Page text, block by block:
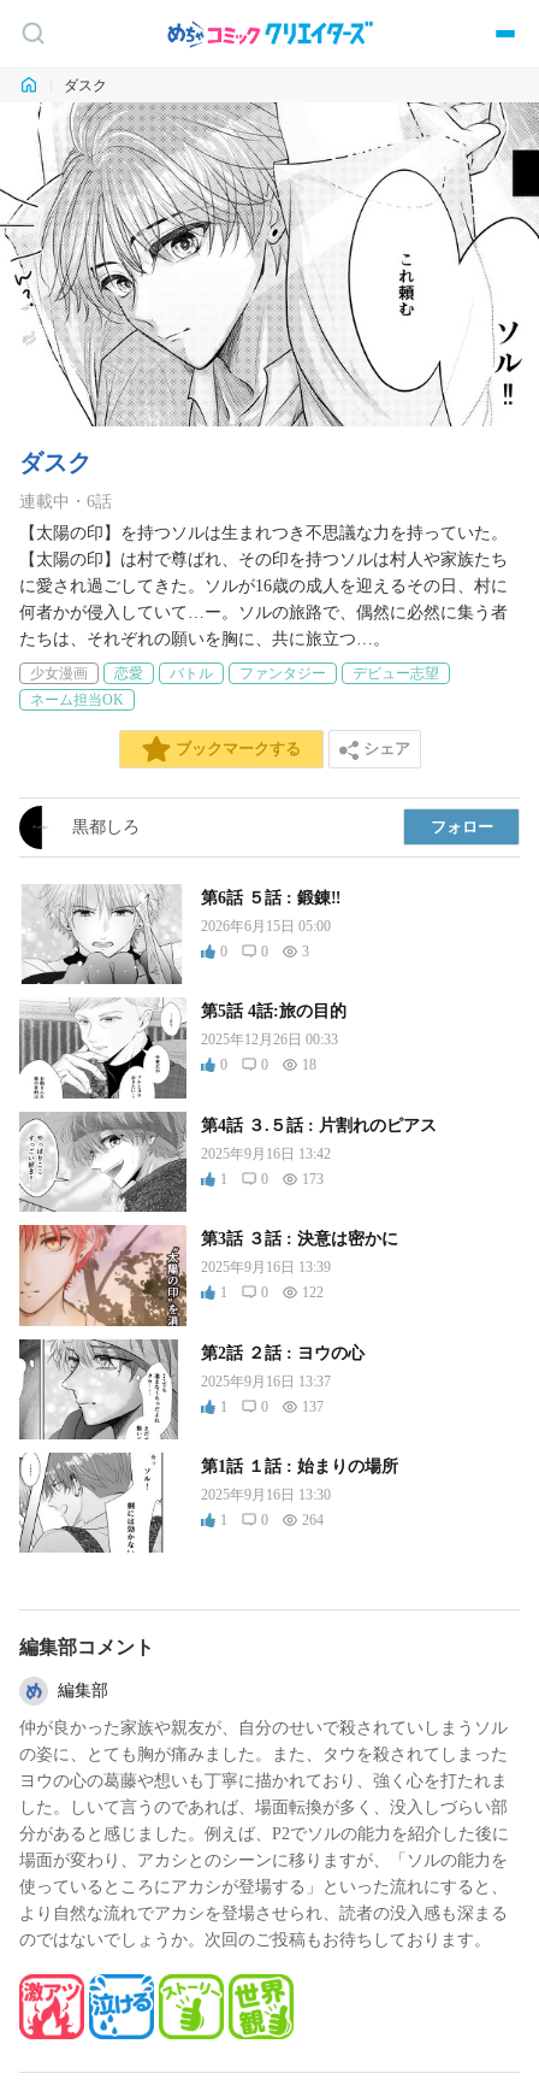
ダスク
ダスク
連載中 ・ 6話
【太陽の印】を持つソルは生まれつき不思議な力を持っていた。
【太陽の印】は村で尊ばれ、その印を持つソルは村人や家族たち
に愛され過ごしてきた。ソルが16歳の成人を迎えるその日、村に
何者かが侵入していて…ー。ソルの旅路で、偶然に必然に集う者
たちは、それぞれの願いを胸に、共に旅立つ…。
少女漫画 恋愛 バトル ファンタジー
デビュー志望
ネーム担当OK
ブックマークする シェア
黒都しろ フォロー
第6話 ５話 : 鍛錬‼
2026年6月15日 05:00
0
0 3
第5話 4話:旅の目的
2025年12月26日 00:33
0
0 18
第4話 ３.５話 : 片割れのピアス
2025年9月16日 13:42
1
0 173
第3話 ３話 : 決意は密かに
2025年9月16日 13:39
1
0 122
第2話 ２話 : ヨウの心
2025年9月16日 13:37
1
0 137
第1話 １話 : 始まりの場所
2025年9月16日 13:30
1
0 264
編集部コメント
編集部
仲が良かった家族や親友が、自分のせいで殺されていしまうソル
の姿に、とても胸が痛みました。また、タウを殺されてしまった
ヨウの心の葛藤や想いも丁寧に描かれており、強く心を打たれま
した。しいて言うのであれば、場面転換が多く、没入しづらい部
分があると感じました。例えば、P2でソルの能力を紹介した後に
場面が変わり、アカシとのシーンに移りますが、「ソルの能力を
使っているところにアカシが登場する」といった流れにすると、
より自然な流れでアカシを登場させられ、読者の没入感も深まる
のではないでしょうか。次回のご投稿もお待ちしております。